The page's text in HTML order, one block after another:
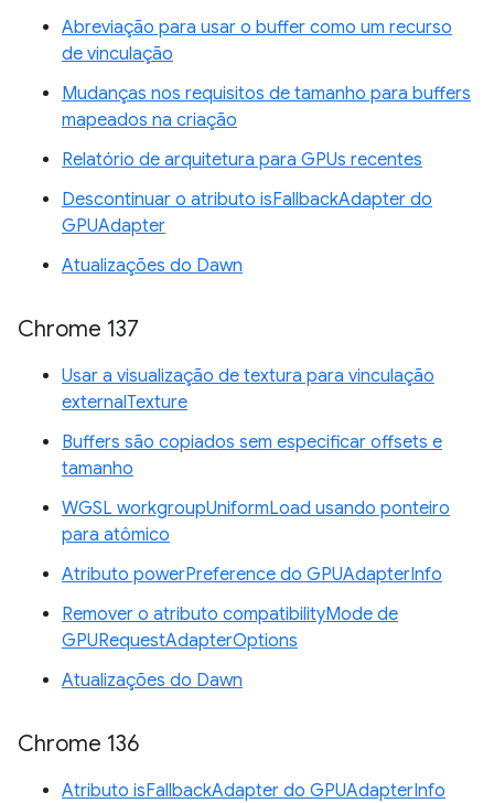
Abreviação para usar o buffer como um recurso
de vinculação
Mudanças nos requisitos de tamanho para buffers
mapeados na criação
Relatório de arquitetura para GPUs recentes
Descontinuar o atributo isFallbackAdapter do
GPUAdapter
Atualizações do Dawn
Chrome 137
Usar a visualização de textura para vinculação
externalTexture
Buffers são copiados sem especificar offsets e
tamanho
WGSL workgroupUniformLoad usando ponteiro
para atômico
Atributo powerPreference do GPUAdapterInfo
Remover o atributo compatibilityMode de
GPURequestAdapterOptions
Atualizações do Dawn
Chrome 136
Atributo isFallbackAdapter do GPUAdapterInfo